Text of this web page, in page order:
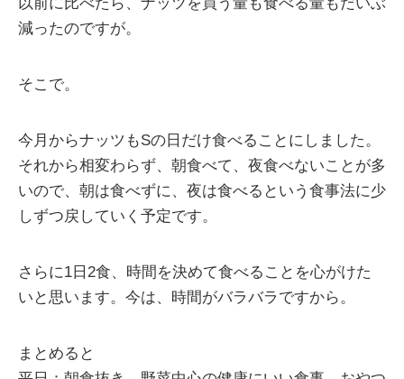
以前に比べたら、ナッツを買う量も食べる量もだいぶ
減ったのですが。
そこで。
今月からナッツもSの日だけ食べることにしました。
それから相変わらず、朝食べて、夜食べないことが多
いので、朝は食べずに、夜は食べるという食事法に少
しずつ戻していく予定です。
さらに1日2食、時間を決めて食べることを心がけた
いと思います。今は、時間がバラバラですから。
まとめると